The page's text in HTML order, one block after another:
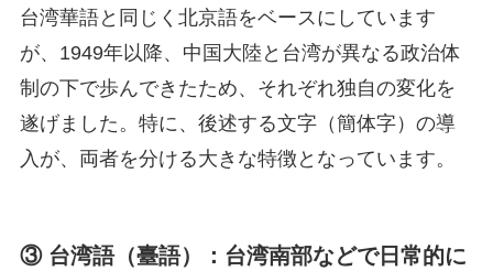
台湾華語と同じく北京語をベースにしています
が、1949年以降、中国大陸と台湾が異なる政治体
制の下で歩んできたため、それぞれ独自の変化を
遂げました。特に、後述する文字（簡体字）の導
入が、両者を分ける大きな特徴となっています。
③ 台湾語（臺語）：台湾南部などで日常的に